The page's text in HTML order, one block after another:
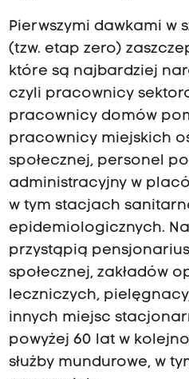
Pierwszymi dawkami w
(tzw. etap zero)
które są najbardziej
czyli pracownicy
pracownicy domów
pracownicy miejskich
społecznej, personel
administracyjny w
w tym stacjach
epidemiologicznych.
przystąpią
społecznej, zakładów
leczniczych,
innych miejsc
powyżej 60 lat w
służby mundurowe, w